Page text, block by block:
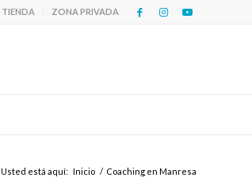
TIENDA ZONA PRIVADA
Usted está aquí: Inicio / Coaching en Manresa